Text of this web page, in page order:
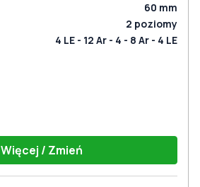
60 mm
2 poziomy
4 LE - 12 Ar - 4 - 8 Ar - 4 LE
Więcej / Zmień